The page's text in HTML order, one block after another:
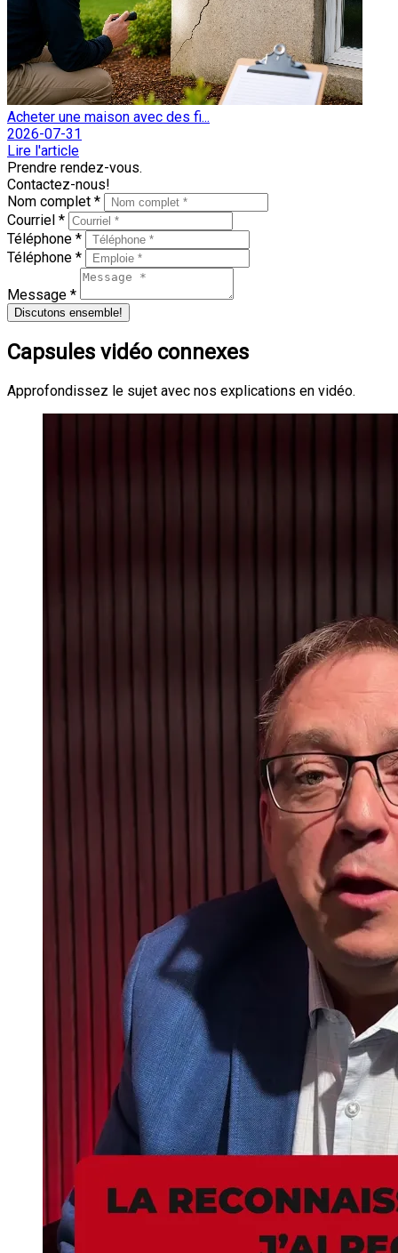
Acheter une maison avec des fi...
2026-07-31
Lire l'article
Prendre rendez-vous.
Contactez-nous!
Nom complet *
Courriel *
Téléphone *
Téléphone *
Message *
Discutons ensemble!
Capsules vidéo connexes
Approfondissez le sujet avec nos explications en vidéo.